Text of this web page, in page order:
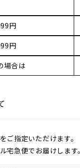
ご指定いただけます。
宅急便でお届けします。
円
円
場合は